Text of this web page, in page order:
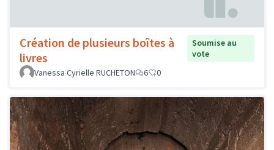
Création de plusieurs boîtes à
livres
Soumise au
vote
Vanessa Cyrielle RUCHETON
6 0